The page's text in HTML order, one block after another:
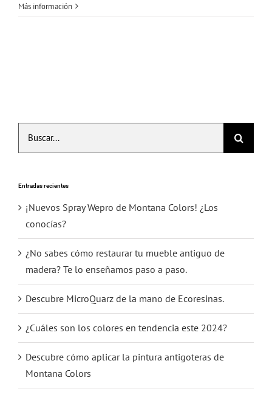
Más información
Entradas recientes
¡Nuevos Spray Wepro de Montana Colors! ¿Los
conocías?
¿No sabes cómo restaurar tu mueble antiguo de
madera? Te lo enseñamos paso a paso.
Descubre MicroQuarz de la mano de Ecoresinas.
¿Cuáles son los colores en tendencia este 2024?
Descubre cómo aplicar la pintura antigoteras de
Montana Colors